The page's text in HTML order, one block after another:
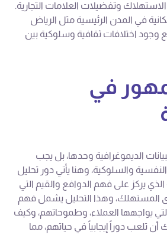
وتفضيلات العلامات التجارية.
في المدن الرئيسية مثل الرياض
وجود اختلافات ثقافية وسلوكية بين
في
الديموغرافية وحدها، بل يجب
والسلوكية، وهنا يأتي دور تحليل
يركز على فهم الدوافع والقيم التي
المستهلك، وهذا التحليل يشمل فهم
يواجهها العملاء، وطموحاتهم، وكيف
تلعب دوراً إيجابياً في حياتهم، مما